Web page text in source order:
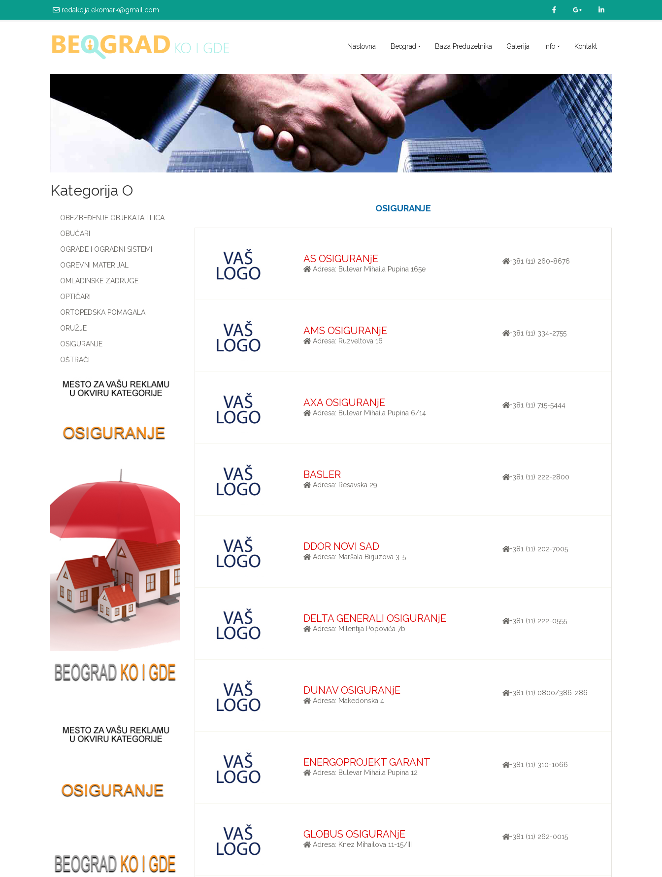
redakcija.ekomark@gmail.com
Naslovna Beograd Baza Preduzetnika Galerija Info Kontakt
Kategorija O
OBEZBEĐENJE OBJEKATA I LICA
OBUĆARI
OGRADE I OGRADNI SISTEMI
OGREVNI MATERIJAL
OMLADINSKE ZADRUGE
OPTIČARI
ORTOPEDSKA POMAGALA
ORUŽJE
OSIGURANJE
OŠTRAČI
OSIGURANJE
AS OSIGURANjE
Adresa: Bulevar Mihaila Pupina 165e
+381 (11) 260-8676
AMS OSIGURANjE
Adresa: Ruzveltova 16
+381 (11) 334-2755
AXA OSIGURANjE
Adresa: Bulevar Mihaila Pupina 6/14
+381 (11) 715-5444
BASLER
Adresa: Resavska 29
+381 (11) 222-2800
DDOR NOVI SAD
Adresa: Maršala Birjuzova 3-5
+381 (11) 202-7005
DELTA GENERALI OSIGURANjE
Adresa: Milentija Popovića 7b
+381 (11) 222-0555
DUNAV OSIGURANjE
Adresa: Makedonska 4
+381 (11) 0800/386-286
ENERGOPROJEKT GARANT
Adresa: Bulevar Mihaila Pupina 12
+381 (11) 310-1066
GLOBUS OSIGURANjE
Adresa: Knez Mihailova 11-15/III
+381 (11) 262-0015